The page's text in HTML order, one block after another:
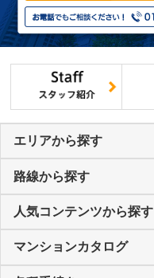
エリアから探す
路線から探す
人気コンテンツから探す
マンションカタログ